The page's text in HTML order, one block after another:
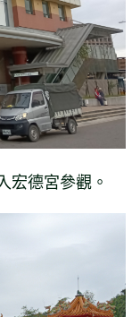
宏德宮參觀。